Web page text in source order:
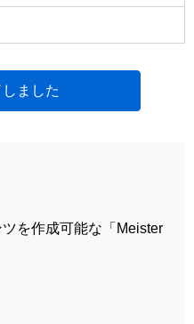
ました
を作成可能な「Meister